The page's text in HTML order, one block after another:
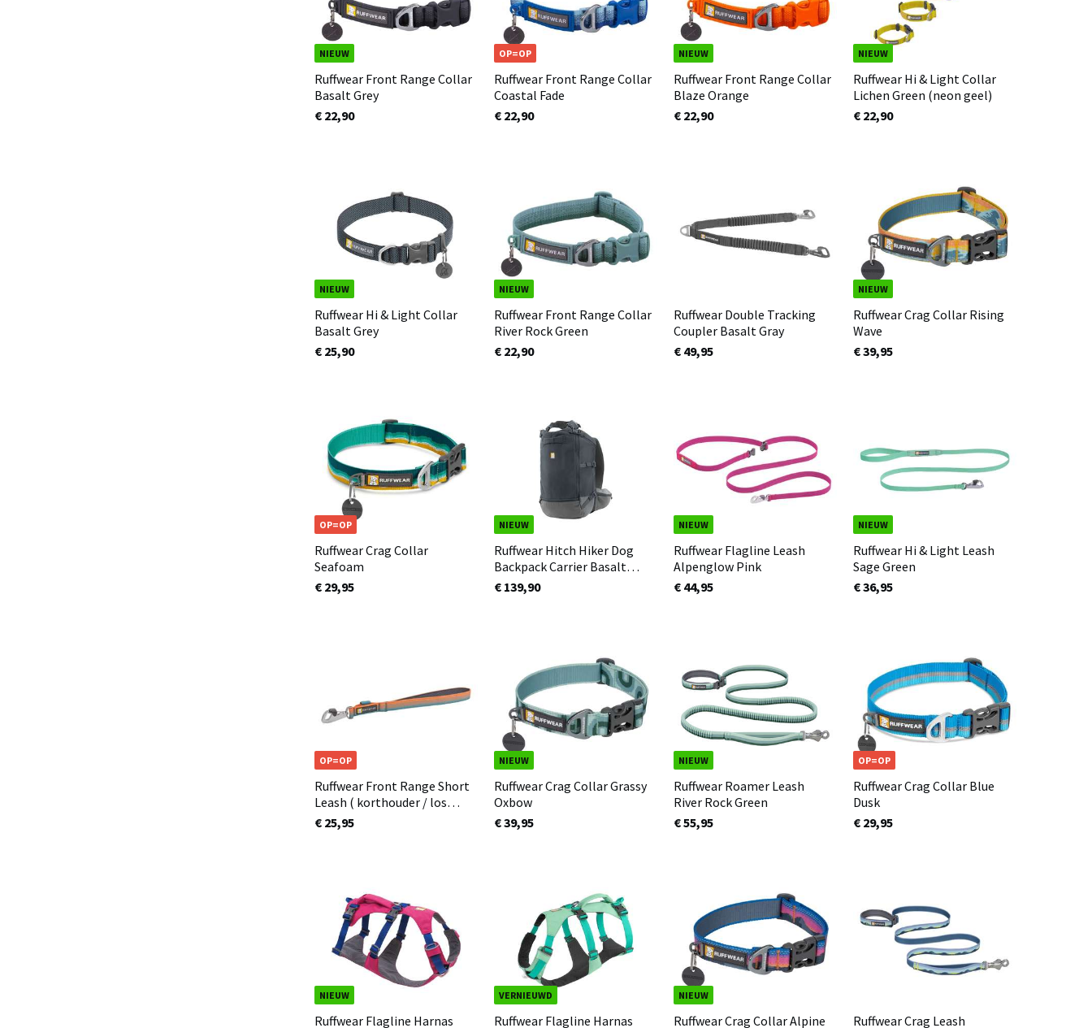
NIEUW
Ruffwear Front Range Collar
Basalt Grey
€ 22,90
OP=OP
Ruffwear Front Range Collar
Coastal Fade
€ 22,90
NIEUW
Ruffwear Front Range Collar
Blaze Orange
€ 22,90
NIEUW
Ruffwear Hi & Light Collar
Lichen Green (neon geel)
€ 22,90
NIEUW
Ruffwear Hi & Light Collar
Basalt Grey
€ 25,90
NIEUW
Ruffwear Front Range Collar
River Rock Green
€ 22,90
Ruffwear Double Tracking
Coupler Basalt Gray
€ 49,95
NIEUW
Ruffwear Crag Collar Rising
Wave
€ 39,95
OP=OP
Ruffwear Crag Collar
Seafoam
€ 29,95
NIEUW
Ruffwear Hitch Hiker Dog
Backpack Carrier Basalt
Grey
€ 139,90
NIEUW
Ruffwear Flagline Leash
Alpenglow Pink
€ 44,95
NIEUW
Ruffwear Hi & Light Leash
Sage Green
€ 36,95
OP=OP
Ruffwear Front Range Short
Leash ( korthouder / los
handvat ) Spring Fade
€ 25,95
NIEUW
Ruffwear Crag Collar Grassy
Oxbow
€ 39,95
NIEUW
Ruffwear Roamer Leash
River Rock Green
€ 55,95
OP=OP
Ruffwear Crag Collar Blue
Dusk
€ 29,95
NIEUW
Ruffwear Flagline Harnas
VERNIEUWD
Ruffwear Flagline Harnas
NIEUW
Ruffwear Crag Collar Alpine Ruffwear Crag Leash